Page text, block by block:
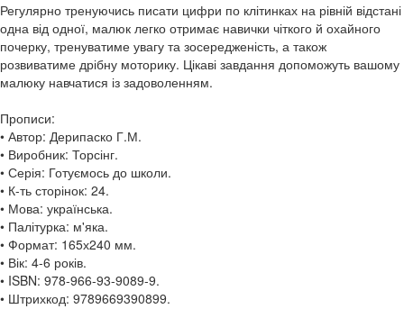
Регулярно тренуючись писати цифри по клітинках на рівній відстані
одна від одної, малюк легко отримає навички чіткого й охайного
почерку, тренуватиме увагу та зосередженість, а також
розвиватиме дрібну моторику. Цікаві завдання допоможуть вашому
малюку навчатися із задоволенням.
Прописи:
• Автор: Дерипаско Г.М.
• Виробник: Торсінг.
• Серія: Готуємось до школи.
• К-ть сторінок: 24.
• Мова: українська.
• Палітурка: м'яка.
• Формат: 165х240 мм.
• Вік: 4-6 років.
• ISBN: 978-966-93-9089-9.
• Штрихкод: 9789669390899.